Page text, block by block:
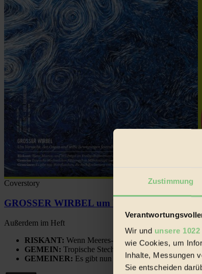
Zustimmung
Wir und unsere
wie Cookies, um
Inhalte, Messungen
Sie entscheiden
Coverstory
GROSSER WIRBEL um Versuche, den Ozean
Außerdem im Heft
RISKANT: Wenn Meeres- und Wildvögel im
GEMEIN: Tropische Stechmücken fühlen sich in
GEMEINER: Es gibt nun Weinflaschen, die nach